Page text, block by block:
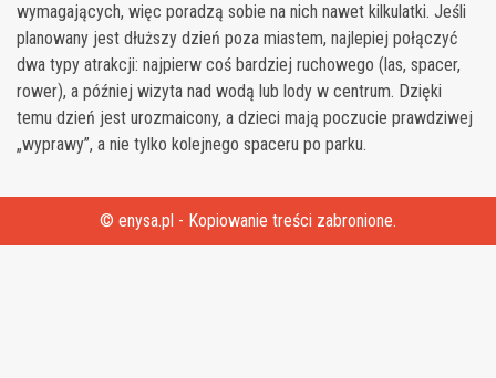
wymagających, więc poradzą sobie na nich nawet kilkulatki. Jeśli
planowany jest dłuższy dzień poza miastem, najlepiej połączyć
dwa typy atrakcji: najpierw coś bardziej ruchowego (las, spacer,
rower), a później wizyta nad wodą lub lody w centrum. Dzięki
temu dzień jest urozmaicony, a dzieci mają poczucie prawdziwej
„wyprawy”, a nie tylko kolejnego spaceru po parku.
© enysa.pl - Kopiowanie treści zabronione.